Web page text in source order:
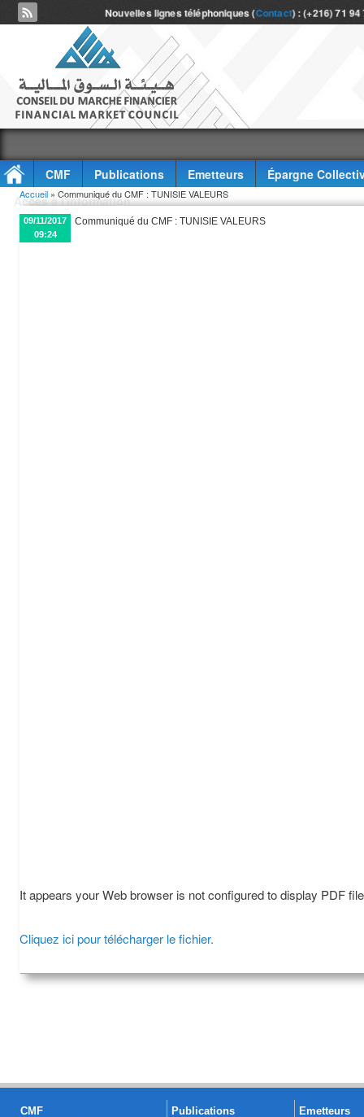
Nouvelles lignes téléphoniques (Contact) : (+216) 71
CMF Publications Emetteurs
Épargne
Accès à l'information
Vous êtes ici
Accueil » Communiqué du CMF : TUNISIE VALEURS
09/11/2017
09:24
Communiqué du CMF : TUNISIE VALEURS
It appears your Web browser is not configured to display PDF
Cliquez ici pour télécharger le fichier.
CMF Publications Emetteurs